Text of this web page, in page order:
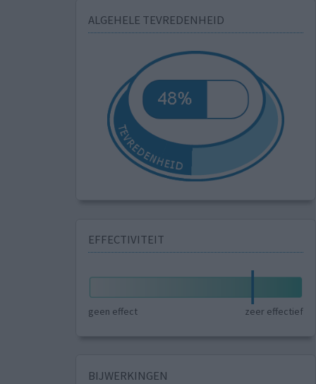
ALGEHELE TEVREDENHEID
EFFECTIVITEIT
geen effect zeer effectief
BIJWERKINGEN